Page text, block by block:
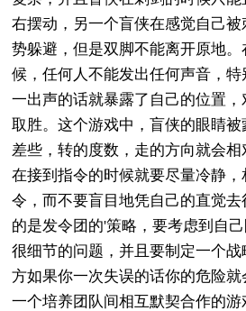
右摆动，另一个盲侠在感觉自己
势躲避，但是双脚不能离开原地
候，任何人不能发出任何声音，
一出声的话就暴露了自己的位置
取胜。这个游戏中，盲侠的眼睛
差些，转的度数，走的方向就会
在接到指令的时候就要尽量冷静
令，而不要盲目地凭自己的直觉
的是发令团的'策略，要考虑到自
很细节的问题，并且要制定一个
方如果你一次失误的话你的危险
一个培养团队间相互默契合作的游